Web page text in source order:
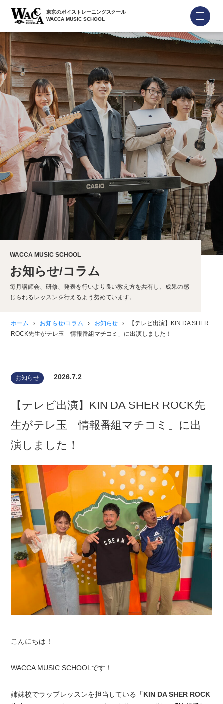
東京のボイストレーニングスクール
WACCA MUSIC SCHOOL
WACCA MUSIC SCHOOL
お知らせ/コラム
毎月講師会、研修、発表を行いより良い教え方を共有し、成果の感
じられるレッスンを行えるよう努めています。
ホーム › お知らせ/コラム › お知らせ ›
【テレビ出演】KIN DA SHER
ROCK先生がテレ玉「情報番組マチコミ」に出演しました！
お知らせ 2026.7.2
【テレビ出演】KIN DA SHER ROCK先
生がテレ玉「情報番組マチコミ」に出
演しました！
こんにちは！
WACCA MUSIC SCHOOLです！
姉妹校でラップレッスンを担当している
「KIN DA SHER ROCK